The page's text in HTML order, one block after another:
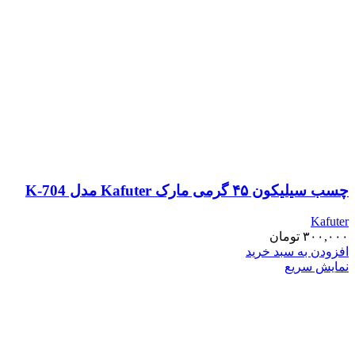
چسب سیلیکون ۴۵ گرمی مارک Kafuter مدل K-704
Kafuter
۳۰۰,۰۰۰ تومان
افزودن به سبد خرید
نمایش سریع